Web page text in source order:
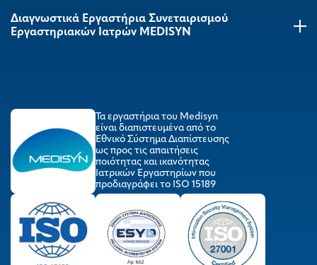
Διαγνωστικά Εργαστήρια Συνεταιρισμού
Εργαστηριακών Ιατρών MEDISYΝ
Τα εργαστήρια του Medisyn
είναι διαπιστευμένα από το
Εθνικό Σύστημα Διαπίστευσης
ως προς τις απαιτήσεις
ποιότητας και ικανότητας
Ιατρικών Εργαστηρίων που
προδιαγράφει το ISO 15189